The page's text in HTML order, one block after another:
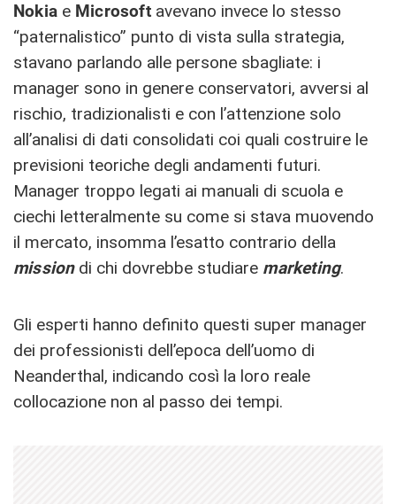
Nokia e Microsoftavevano invece lo stesso
“paternalistico” punto di vista sulla strategia,
stavano parlando alle persone sbagliate: i
manager sono in genere conservatori, avversi al
rischio, tradizionalisti e con l’attenzione solo
all’analisi di dati consolidati coi quali costruire le
previsioni teoriche degli andamenti futuri.
Manager troppo legati ai manuali di scuola e
ciechi letteralmente su come si stava muovendo
il mercato, insomma l’esatto contrario della
missiondi chi dovrebbe studiare marketing.
Gli esperti hanno definito questi super manager
dei professionisti dell’epoca dell’uomo di
Neanderthal, indicando così la loro reale
collocazione non al passo dei tempi.